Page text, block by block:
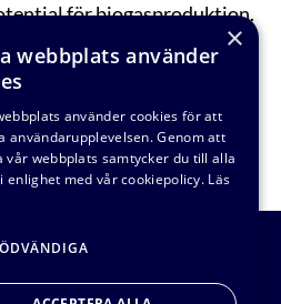
för biogasproduktion.
problemen med dessa
denna. De låga
på 12-25 °C gör
till den för biogasprocesser
°C är orimligt ur
av processteknik och […]
×
webbplats använder
använder cookies för att
användarupplevelsen. Genom att
vår webbplats samtycker du till alla
enlighet med vår cookiepolicy. Läs